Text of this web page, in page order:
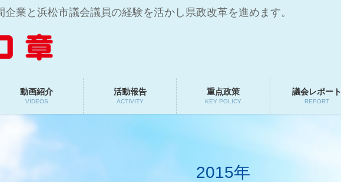
業と浜松市議会議員の経験を活かし県政改革を進めます。
動画紹介
VIDEOS
活動報告
ACTIVITY
重点政策
KEY POLICY
議会レポート
REPORT
2015年